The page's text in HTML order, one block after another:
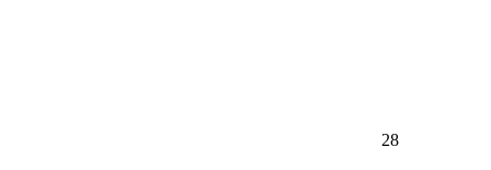
28